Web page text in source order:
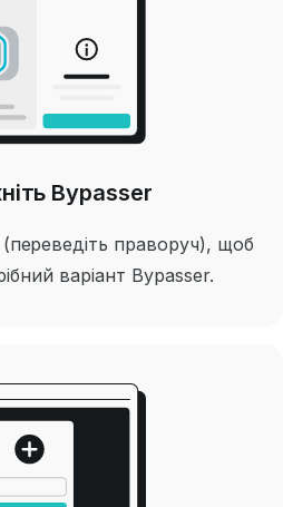
Bypasser
(переведіть праворуч), щоб
варіант Bypasser.